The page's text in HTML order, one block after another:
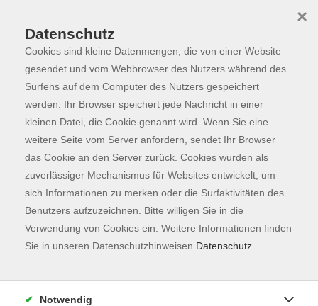
Skip to main content
Programm
Der Kurs konnte nicht gefunden werden.
Kontaktformular
Impressum
AGB
Datenschutzerklärung
Datenschutz
Cookies sind kleine Datenmengen, die von einer Website
gesendet und vom Webbrowser des Nutzers während des
Surfens auf dem Computer des Nutzers gespeichert
werden. Ihr Browser speichert jede Nachricht in einer
kleinen Datei, die Cookie genannt wird. Wenn Sie eine
weitere Seite vom Server anfordern, sendet Ihr Browser
das Cookie an den Server zurück. Cookies wurden als
zuverlässiger Mechanismus für Websites entwickelt, um
sich Informationen zu merken oder die Surfaktivitäten des
Benutzers aufzuzeichnen. Bitte willigen Sie in die
Verwendung von Cookies ein. Weitere Informationen finden
Sie in unseren Datenschutzhinweisen. Datenschutz
×
Notwendig